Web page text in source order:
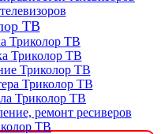
ТВ
Триколор ТВ
Триколор ТВ
Триколор ТВ
Триколор ТВ
Триколор ТВ
ремонт ресиверов
ТВ